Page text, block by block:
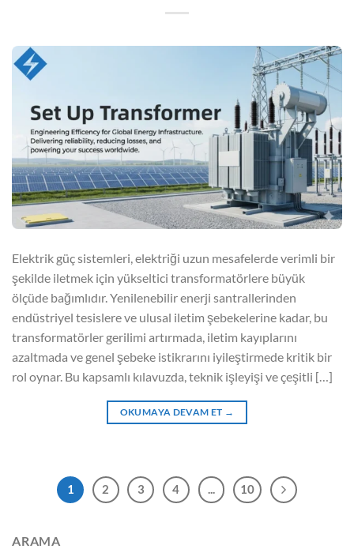
Elektrik güç sistemleri, elektriği uzun mesafelerde verimli bir
şekilde iletmek için yükseltici transformatörlere büyük
ölçüde bağımlıdır. Yenilenebilir enerji santrallerinden
endüstriyel tesislere ve ulusal iletim şebekelerine kadar, bu
transformatörler gerilimi artırmada, iletim kayıplarını
azaltmada ve genel şebeke istikrarını iyileştirmede kritik bir
rol oynar. Bu kapsamlı kılavuzda, teknik işleyişi ve çeşitli […]
OKUMAYA DEVAM ET →
1 2 3 4 ... 10
ARAMA